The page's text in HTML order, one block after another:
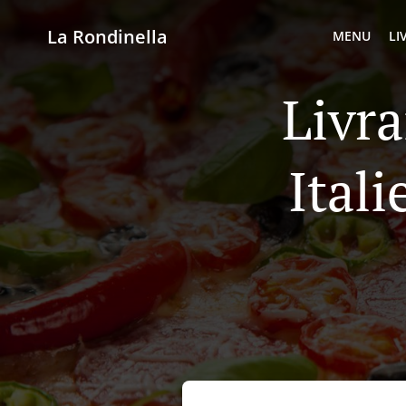
La Rondinella MENU